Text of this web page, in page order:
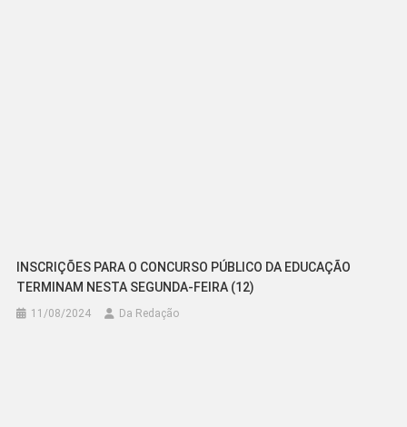
INSCRIÇÕES PARA O CONCURSO PÚBLICO DA EDUCAÇÃO
TERMINAM NESTA SEGUNDA-FEIRA (12)
11/08/2024 Da Redação